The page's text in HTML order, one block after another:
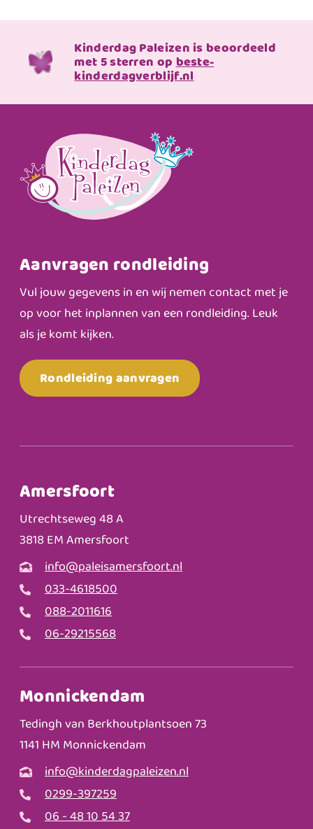
Kinderdag Paleizen is beoordeeld
met 5 sterren opbeste-
kinderdagverblijf.nl
Aanvragen rondleiding
Vul jouw gegevens in en wij nemen contact met je
op voor het inplannen van een rondleiding. Leuk
als je komt kijken.
Rondleiding aanvragen
Amersfoort
Utrechtseweg 48 A
3818 EM Amersfoort
info@paleisamersfoort.nl
033-4618500
088-2011616
06-29215568
Monnickendam
Tedingh van Berkhoutplantsoen 73
1141 HM Monnickendam
info@kinderdagpaleizen.nl
0299-397259
06 - 48 10 54 37